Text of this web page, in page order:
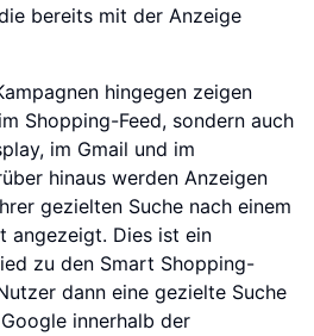
bereits mit der Anzeige
hingegen zeigen
Shopping-Feed, sondern auch
im Gmail und im
hinaus werden Anzeigen
gezielten Suche nach einem
angezeigt. Dies ist ein
zu den Smart Shopping-
dann eine gezielte Suche
innerhalb der